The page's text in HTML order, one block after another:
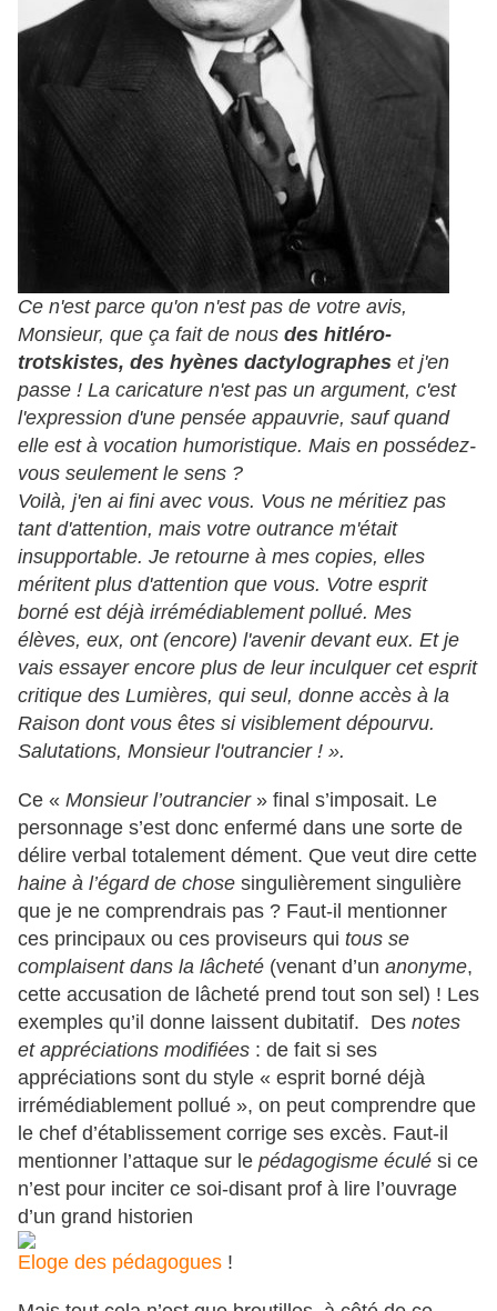
Ce n'est parce qu'on n'est pas de votre avis,
Monsieur, que ça fait de nous des hitléro-
trotskistes, des hyènes dactylographes et j'en
passe ! La caricature n'est pas un argument, c'est
l'expression d'une pensée appauvrie, sauf quand
elle est à vocation humoristique. Mais en possédez-
vous seulement le sens ?
Voilà, j'en ai fini avec vous. Vous ne méritiez pas
tant d'attention, mais votre outrance m'était
insupportable. Je retourne à mes copies, elles
méritent plus d'attention que vous. Votre esprit
borné est déjà irrémédiablement pollué. Mes
élèves, eux, ont (encore) l'avenir devant eux. Et je
vais essayer encore plus de leur inculquer cet esprit
critique des Lumières, qui seul, donne accès à la
Raison dont vous êtes si visiblement dépourvu.
Salutations, Monsieur l'outrancier ! ».
Ce « Monsieur l’outrancier» final s’imposait. Le
personnage s’est donc enfermé dans une sorte de
délire verbal totalement dément. Que veut dire cette
haine à l’égard de chose singulièrement singulière
que je ne comprendrais pas ? Faut-il mentionner
ces principaux ou ces proviseurs qui tous se
complaisent dans la lâcheté (venant d’un anonyme,
cette accusation de lâcheté prend tout son sel) ! Les
exemples qu’il donne laissent dubitatif. Des notes
et appréciations modifiées : de fait si ses
appréciations sont du style « esprit borné déjà
irrémédiablement pollué », on peut comprendre que
le chef d’établissement corrige ses excès. Faut-il
mentionner l’attaque sur le pédagogisme éculé si ce
n’est pour inciter ce soi-disant prof à lire l’ouvrage
d’un grand historien
Eloge des pédagogues !